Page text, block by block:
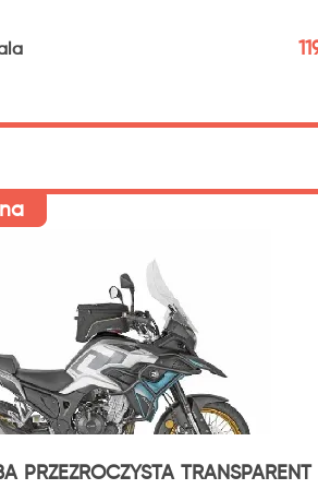
PRZEZROCZYSTA TRANSPARENT